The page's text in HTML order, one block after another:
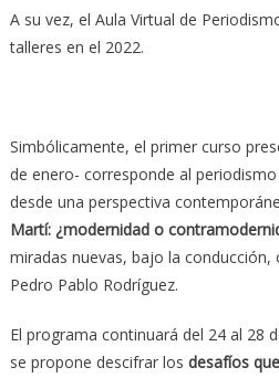
A su vez, el Aula Virtual de
talleres en el 2022.
Simbólicamente, el primer curso
de enero- corresponde al
desde una perspectiva
Martí: ¿modernidad o
miradas nuevas, bajo la
Pedro Pablo Rodríguez.
El programa continuará del 24 al 28
se propone descifrar los desafíos